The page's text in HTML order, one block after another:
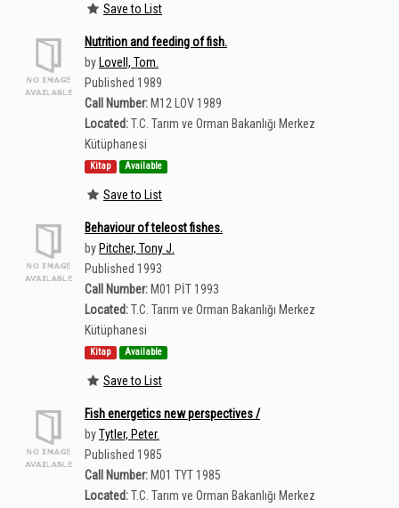
Save to List
Nutrition and feeding of fish.
by Lovell, Tom.
Published 1989
Call Number: M12 LOV 1989
Located:T.C. Tarım ve Orman Bakanlığı Merkez
Kütüphanesi
Kitap Available
Save to List
Behaviour of teleost fishes.
by Pitcher, Tony J.
Published 1993
Call Number: M01 PİT 1993
Located:T.C. Tarım ve Orman Bakanlığı Merkez
Kütüphanesi
Kitap Available
Save to List
Fish energetics new perspectives /
byTytler, Peter.
Published 1985
Call Number: M01 TYT 1985
Located:T.C. Tarım ve Orman Bakanlığı Merkez